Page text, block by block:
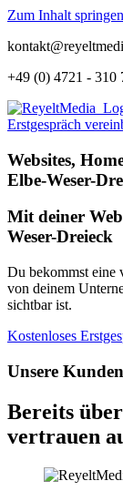
Zum Inhalt springen
+49 (0) 4721 - 310
Erstgespräch
Websites,
Elbe-Weser-
Mit deiner
Weser-Dreieck
Du bekommst eine
von deinem
sichtbar ist.
Kostenloses
Unsere Kunden
Bereits
vertrauen